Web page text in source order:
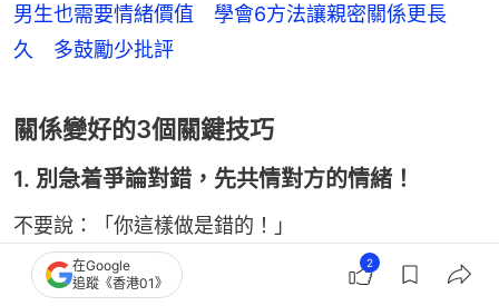
男生也需要情緒價值 學會6方法讓親密關係更長
久 多鼓勵少批評
關係變好的3個關鍵技巧
1. 別急着爭論對錯，先共情對方的情緒！
不要說：「你這樣做是錯的！」
可以說：「我這樣覺得不舒服。」
在Google
追蹤《香港01》
2